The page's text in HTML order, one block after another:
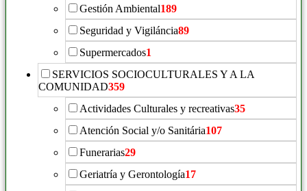
Gestión Ambiental189
Seguridad y Vigiláncia89
Supermercados1
SERVICIOS SOCIOCULTURALES Y A LA
COMUNIDAD359
Actividades Culturales y recreativas35
Atención Social y/o Sanitária107
Funerarias29
Geriatría y Gerontología17